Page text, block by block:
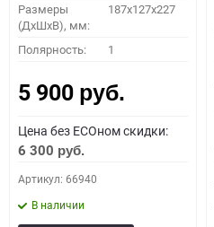
Размеры
(ДхШхВ), мм:
187x127x227
Полярность: 1
5 900 руб.
Цена без ECOном скидки:
6 300 руб.
Артикул: 66940
В наличии